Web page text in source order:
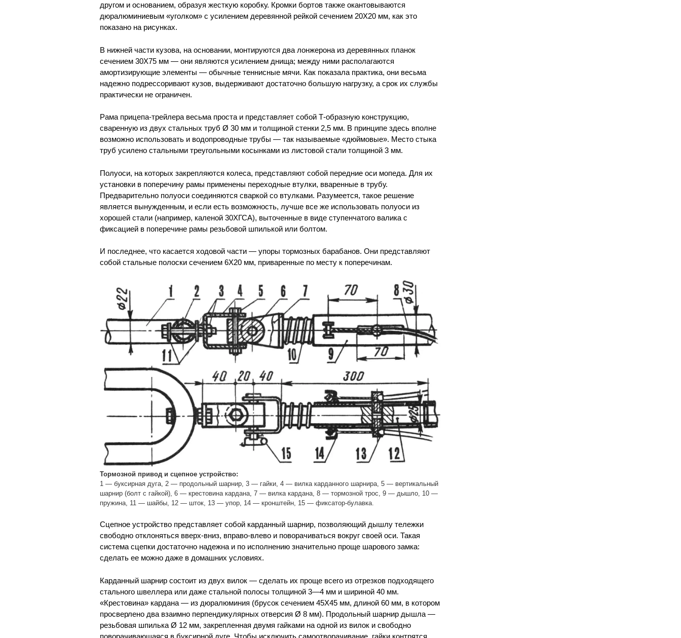
другом и основанием, образуя жесткую коробку. Кромки бортов также окантовываются
дюралюминиевым «уголком» с усилением деревянной рейкой сечением 20X20 мм, как это
показано на рисунках.
В нижней части кузова, на основании, монтируются два лонжерона из деревянных планок
сечением 30X75 мм — они являются усилением днища; между ними располагаются
амортизирующие элементы — обычные теннисные мячи. Как показала практика, они весьма
надежно подрессоривают кузов, выдерживают достаточно большую нагрузку, а срок их службы
практически не ограничен.
Рама прицепа-трейлера весьма проста и представляет собой Т-образную конструкцию,
сваренную из двух стальных труб Ø 30 мм и толщиной стенки 2,5 мм. В принципе здесь вполне
возможно использовать и водопроводные трубы — так называемые «дюймовые». Место стыка
труб усилено стальными треугольными косынками из листовой стали толщиной 3 мм.
Полуоси, на которых закрепляются колеса, представляют собой передние оси мопеда. Для их
установки в поперечину рамы применены переходные втулки, вваренные в трубу.
Предварительно полуоси соединяются сваркой со втулками. Разумеется, такое решение
является вынужденным, и если есть возможность, лучше все же использовать полуоси из
хорошей стали (например, каленой 30ХГСА), выточенные в виде ступенчатого валика с
фиксацией в поперечине рамы резьбовой шпилькой или болтом.
И последнее, что касается ходовой части — упоры тормозных барабанов. Они представляют
собой стальные полоски сечением 6X20 мм, приваренные по месту к поперечинам.
Тормозной привод и сцепное устройство:
1 — буксирная дуга, 2 — продольный шарнир, 3 — гайки, 4 — вилка карданного шарнира, 5 — вертикальный
шарнир (болт с гайкой), 6 — крестовина кардана, 7 — вилка кардана, 8 — тормозной трос, 9 — дышло, 10 —
пружина, 11 — шайбы, 12 — шток, 13 — упор, 14 — кронштейн, 15 — фиксатор-булавка.
Сцепное устройство представляет собой карданный шарнир, позволяющий дышлу тележки
свободно отклоняться вверх-вниз, вправо-влево и поворачиваться вокруг своей оси. Такая
система сцепки достаточно надежна и по исполнению значительно проще шарового замка:
сделать ее можно даже в домашних условиях.
Карданный шарнир состоит из двух вилок — сделать их проще всего из отрезков подходящего
стального швеллера или даже стальной полосы толщиной 3—4 мм и шириной 40 мм.
«Крестовина» кардана — из дюралюминия (брусок сечением 45X45 мм, длиной 60 мм, в котором
просверлено два взаимно перпендикулярных отверсия Ø 8 мм). Продольный шарнир дышла —
резьбовая шпилька Ø 12 мм, закрепленная двумя гайками на одной из вилок и свободно
поворачивающаяся в буксирной дуге. Чтобы исключить самоотворачивание, гайки контрятся